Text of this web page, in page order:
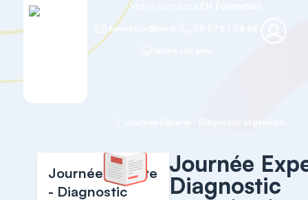
Votre contact
formation@leh.fr
Journée Experte
- Diagnostic
Journée
Diagnostic